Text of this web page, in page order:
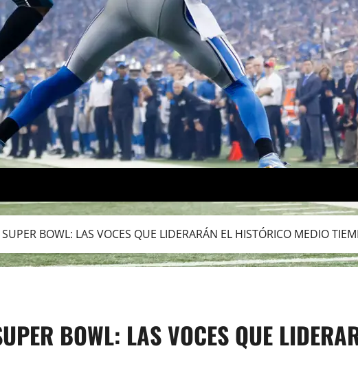
BOWL: LAS VOCES QUE LIDERARÁN EL HISTÓRICO MEDIO
BOWL: LAS VOCES QUE